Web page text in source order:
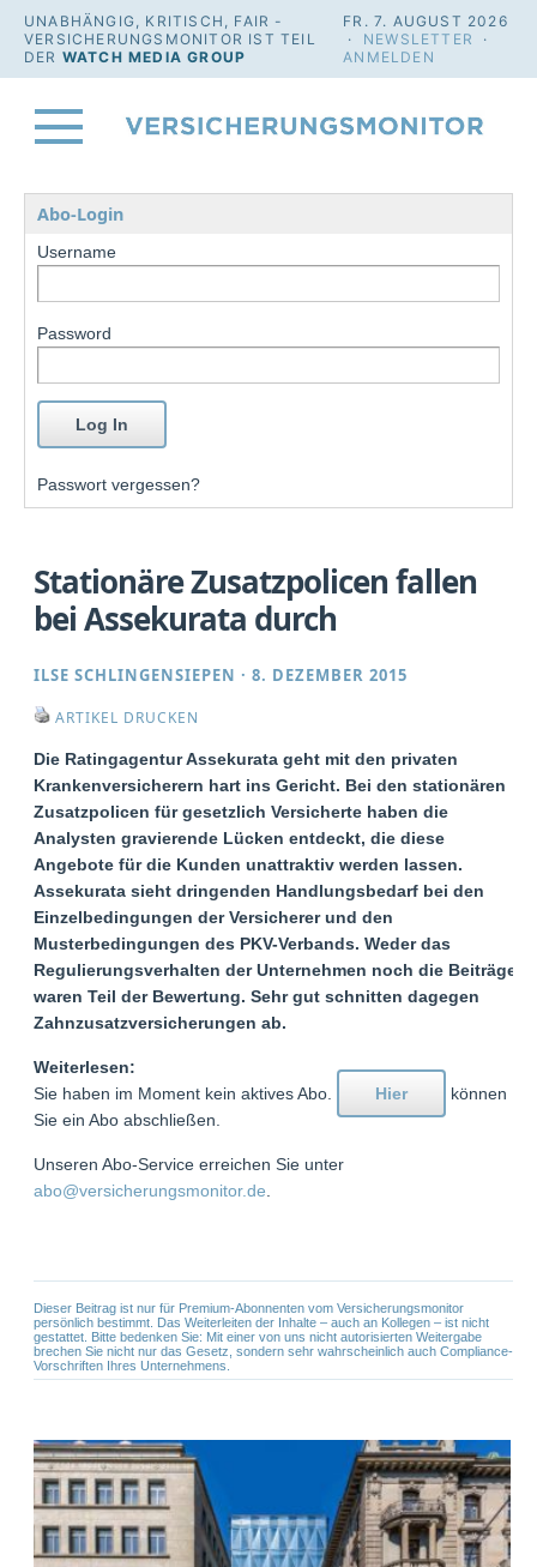
UNABHÄNGIG, KRITISCH, FAIR -
VERSICHERUNGSMONITOR IST TEIL
DER WATCH MEDIA GROUP
FR. 7. AUGUST 2026
· NEWSLETTER
·
ANMELDEN
Abo-Login
Username
Password
Passwort vergessen?
Stationäre Zusatzpolicen fallen
bei Assekurata durch
ILSE SCHLINGENSIEPEN ·8. DEZEMBER 2015
ARTIKEL DRUCKEN
Die Ratingagentur Assekurata geht mit den privaten
Krankenversicherern hart ins Gericht. Bei den stationären
Zusatzpolicen für gesetzlich Versicherte haben die
Analysten gravierende Lücken entdeckt, die diese
Angebote für die Kunden unattraktiv werden lassen.
Assekurata sieht dringenden Handlungsbedarf bei den
Einzelbedingungen der Versicherer und den
Musterbedingungen des PKV-Verbands. Weder das
Regulierungsverhalten der Unternehmen noch die Beiträge
waren Teil der Bewertung. Sehr gut schnitten dagegen
Zahnzusatzversicherungen ab.
Weiterlesen:
Sie haben im Moment kein aktives Abo.
Hier
können
Sie ein Abo abschließen.
Unseren Abo-Service erreichen Sie unter
abo@versicherungsmonitor.de
Dieser Beitrag ist nur für Premium-Abonnenten vom Versicherungsmonitor
persönlich bestimmt. Das Weiterleiten der Inhalte – auch an Kollegen – ist nicht
gestattet. Bitte bedenken Sie: Mit einer von uns nicht autorisierten Weitergabe
brechen Sie nicht nur das Gesetz, sondern sehr wahrscheinlich auch Compliance-
Vorschriften Ihres Unternehmens.